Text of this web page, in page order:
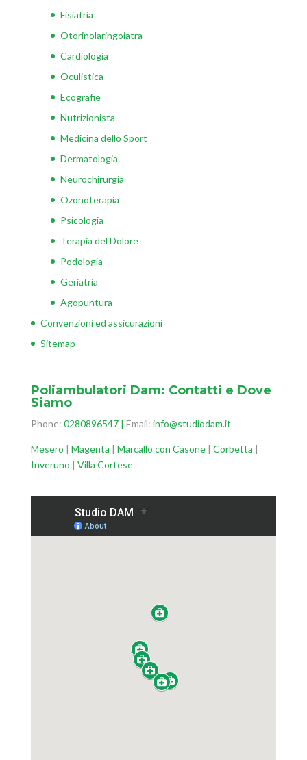
Fisiatria
Otorinolaringoiatra
Cardiologia
Oculistica
Ecografie
Nutrizionista
Medicina dello Sport
Dermatologia
Neurochirurgia
Ozonoterapia
Psicologia
Terapia del Dolore
Podologia
Geriatria
Agopuntura
Convenzioni ed assicurazioni
Sitemap
Poliambulatori Dam: Contatti e Dove
Siamo
Phone: 0280896547| Email: info@studiodam.it
Mesero | Magenta | Marcallo con Casone| Corbetta |
Inveruno | Villa Cortese